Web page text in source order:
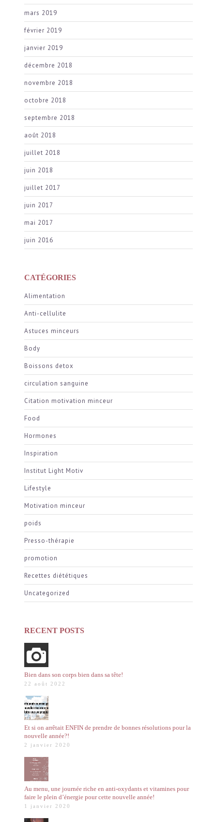
mars 2019
février 2019
janvier 2019
décembre 2018
novembre 2018
octobre 2018
septembre 2018
août 2018
juillet 2018
juin 2018
juillet 2017
juin 2017
mai 2017
juin 2016
CATÉGORIES
Alimentation
Anti-cellulite
Astuces minceurs
Body
Boissons detox
circulation sanguine
Citation motivation minceur
Food
Hormones
Inspiration
Institut Light Motiv
Lifestyle
Motivation minceur
poids
Presso-thérapie
promotion
Recettes diététiques
Uncategorized
RECENT POSTS
Bien dans son corps bien dans sa tête!
22 août 2022
Et si on arrêtait ENFIN de prendre de bonnes résolutions pour la
nouvelle année?!
2 janvier 2020
Au menu, une journée riche en anti-oxydants et vitamines pour
faire le plein d’énergie pour cette nouvelle année!
1 janvier 2020